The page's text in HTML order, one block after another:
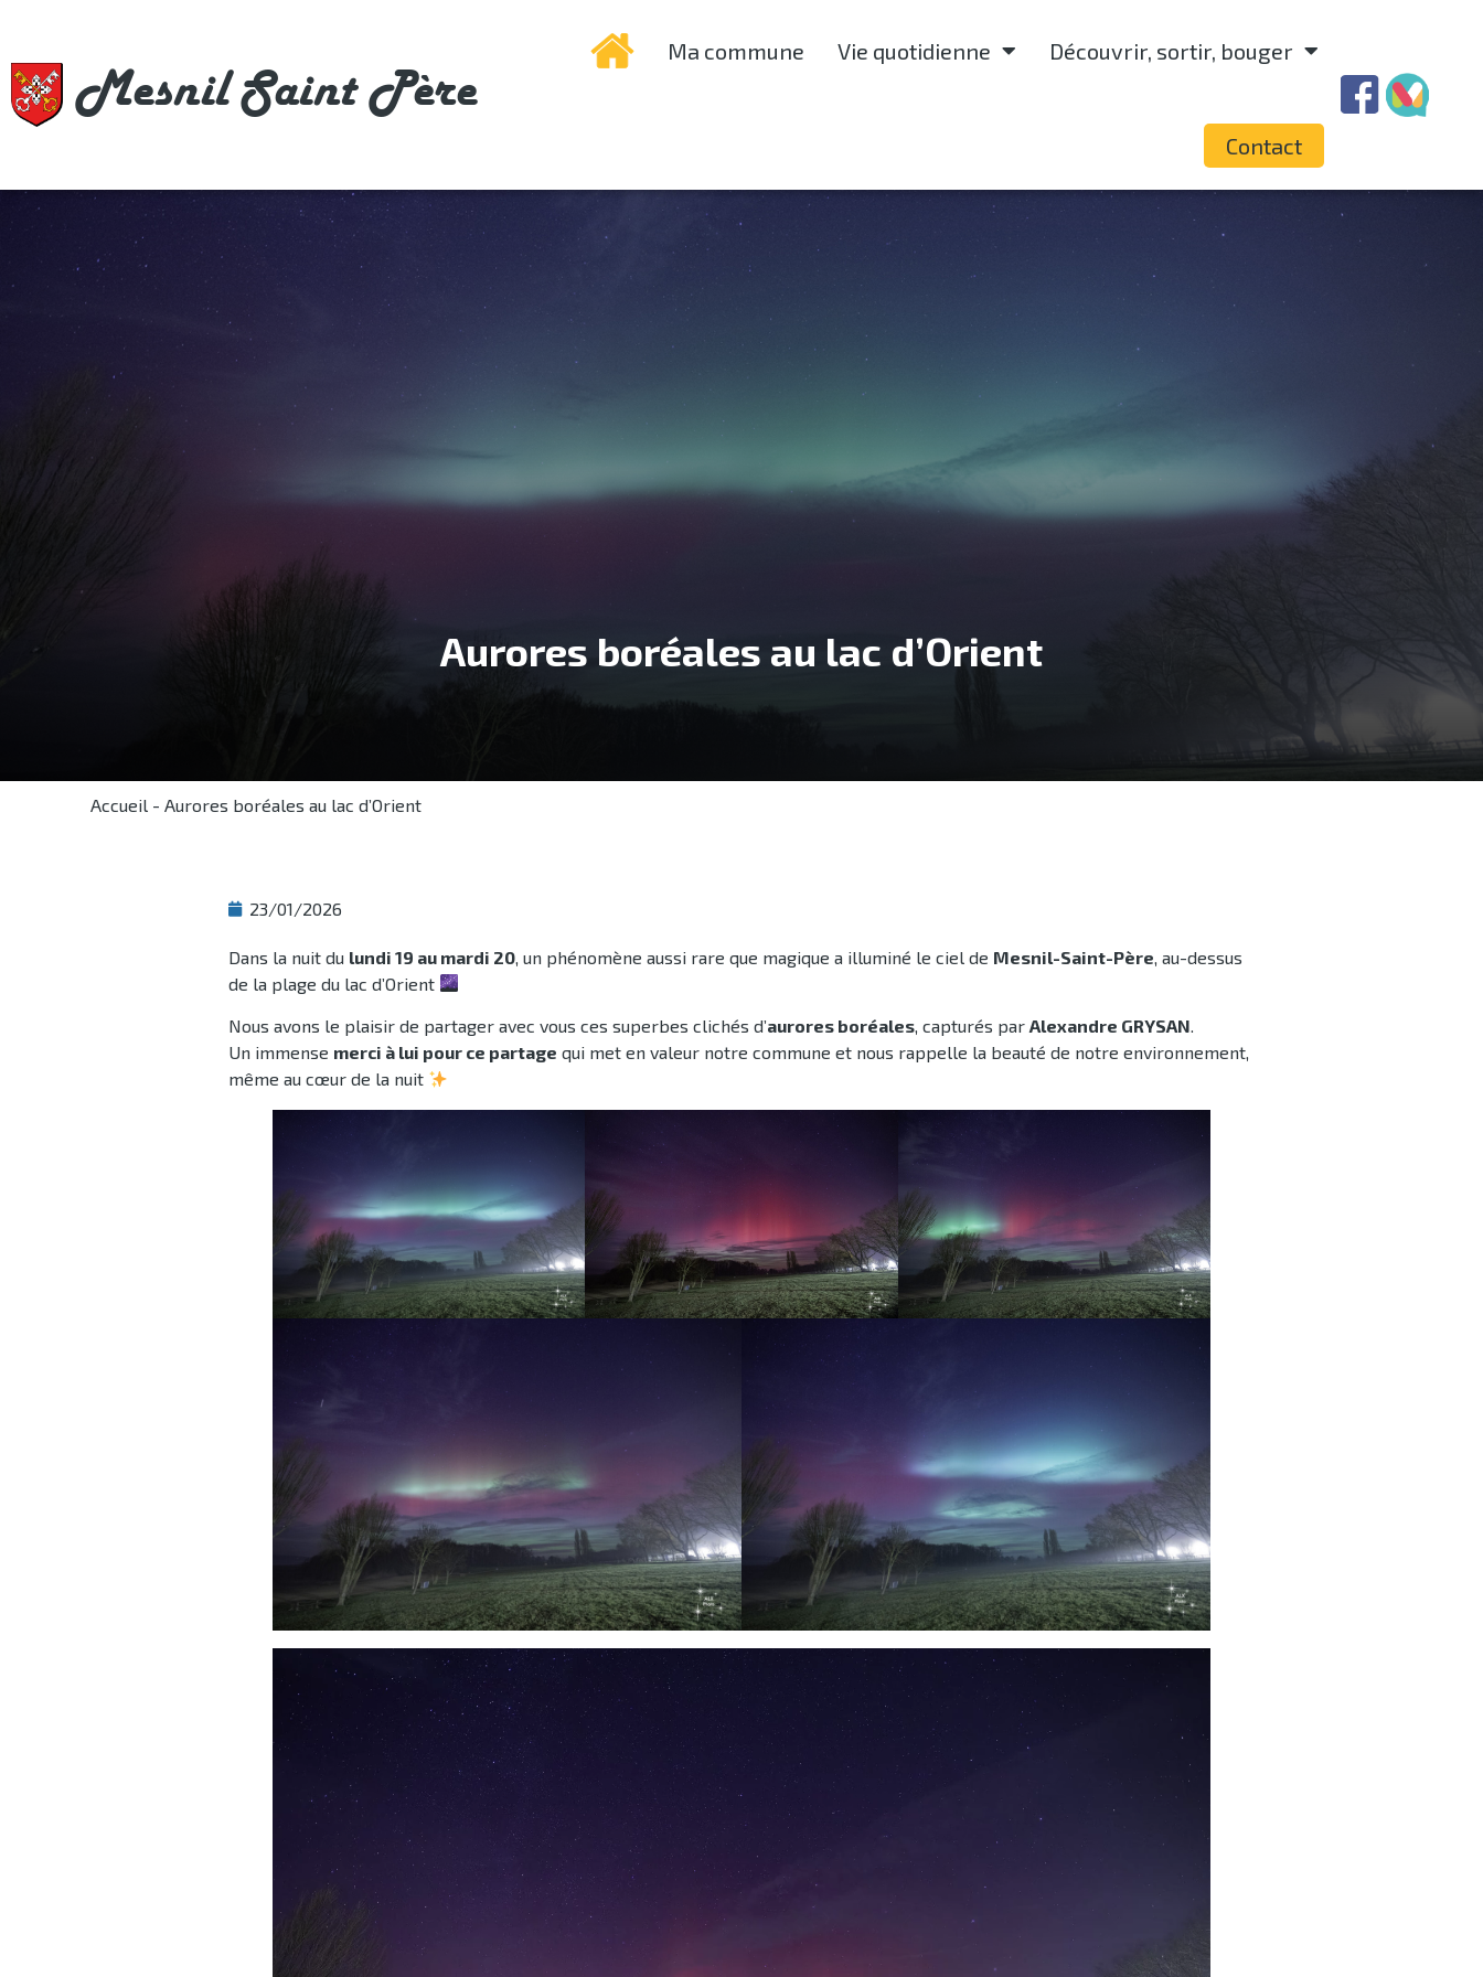
Mesnil Saint Père
Ma commune Vie quotidienne Découvrir, sortir, bouger
Contact
Aurores boréales au lac d’Orient
Accueil - Aurores boréales au lac d’Orient
23/01/2026
Dans la nuit du lundi 19 au mardi 20 , un phénomène aussi rare que magique a illuminé le ciel de Mesnil-Saint-Père , au-dessus
de la plage du lac d’Orient
Nous avons le plaisir de partager avec vous ces superbes clichés d’aurores boréales, capturés par Alexandre GRYSAN.
Un immense merci à lui pour ce partage qui met en valeur notre commune et nous rappelle la beauté de notre environnement,
même au cœur de la nuit